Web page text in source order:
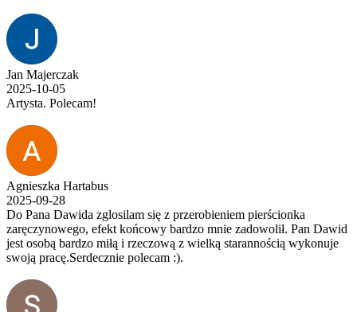
Jan Majerczak
2025-10-05
Artysta. Polecam!
Agnieszka Hartabus
2025-09-28
Do Pana Dawida zglosilam się z przerobieniem pierścionka
zaręczynowego, efekt końcowy bardzo mnie zadowolił. Pan Dawid
jest osobą bardzo miłą i rzeczową z wielką starannością wykonuje
swoją pracę.Serdecznie polecam :).